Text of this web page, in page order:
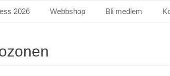
2026 Webbshop Bli medlem